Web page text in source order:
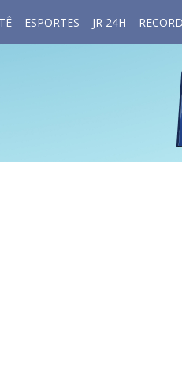
ESPORTES JR 24H RECORD